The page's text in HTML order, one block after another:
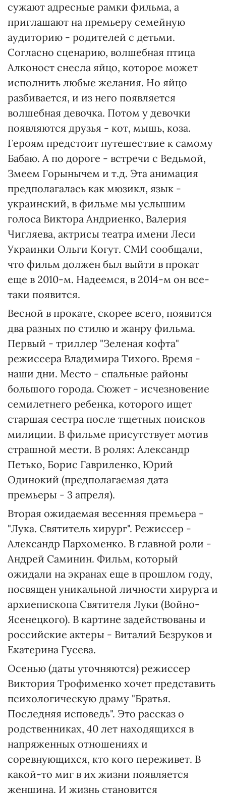
сужают адресные рамки фильма, а
приглашают на премьеру семейную
аудиторию - родителей с детьми.
Согласно сценарию, волшебная птица
Алконост снесла яйцо, которое может
исполнить любые желания. Но яйцо
разбивается, и из него появляется
волшебная девочка. Потом у девочки
появляются друзья - кот, мышь, коза.
Героям предстоит путешествие к самому
Бабаю. А по дороге - встречи с Ведьмой,
Змеем Горынычем и т.д. Эта анимация
предполагалась как мюзикл, язык -
украинский, в фильме мы услышим
голоса Виктора Андриенко, Валерия
Чигляева, актрисы театра имени Леси
Украинки Ольги Когут. СМИ сообщали,
что фильм должен был выйти в прокат
еще в 2010-м. Надеемся, в 2014-м он все-
таки появится.
Весной в прокате, скорее всего, появится
два разных по стилю и жанру фильма.
Первый - триллер "Зеленая кофта"
режиссера Владимира Тихого. Время -
наши дни. Место - спальные районы
большого города. Сюжет - исчезновение
семилетнего ребенка, которого ищет
старшая сестра после тщетных поисков
милиции. В фильме присутствует мотив
страшной мести. В ролях: Александр
Петько, Борис Гавриленко, Юрий
Одинокий (предполагаемая дата
премьеры - 3 апреля).
Вторая ожидаемая весенняя премьера -
"Лука. Святитель хирург". Режиссер -
Александр Пархоменко. В главной роли -
Андрей Саминин. Фильм, который
ожидали на экранах еще в прошлом году,
посвящен уникальной личности хирурга и
архиепископа Святителя Луки (Войно-
Ясенецкого). В картине задействованы и
российские актеры - Виталий Безруков и
Екатерина Гусева.
Осенью (даты уточняются) режиссер
Виктория Трофименко хочет представить
психологическую драму "Братья.
Последняя исповедь". Это рассказ о
родственниках, 40 лет находящихся в
напряженных отношениях и
соревнующихся, кто кого переживет. В
какой-то миг в их жизни появляется
женщина. И жизнь становится